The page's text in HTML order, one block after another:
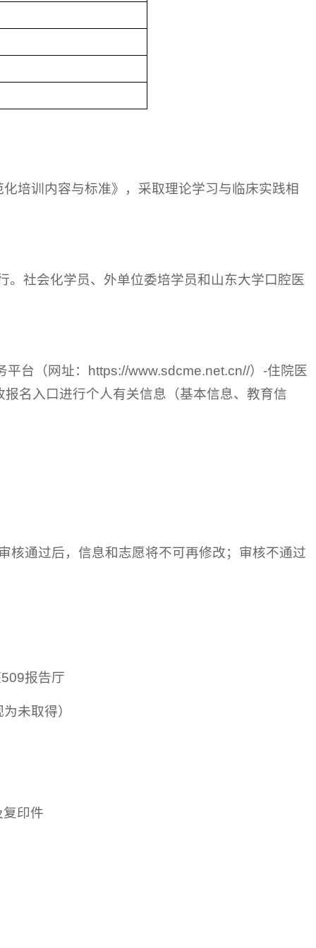
培训内容与标准》，采取理论学习与临床实践相
社会化学员、外单位委培学员和山东大学口腔医
台（网址：https://www.sdcme.net.cn//）-住院医
名入口进行个人有关信息（基本信息、教育信
核通过后，信息和志愿将不可再修改；审核不通过
报告厅
未取得）
印件